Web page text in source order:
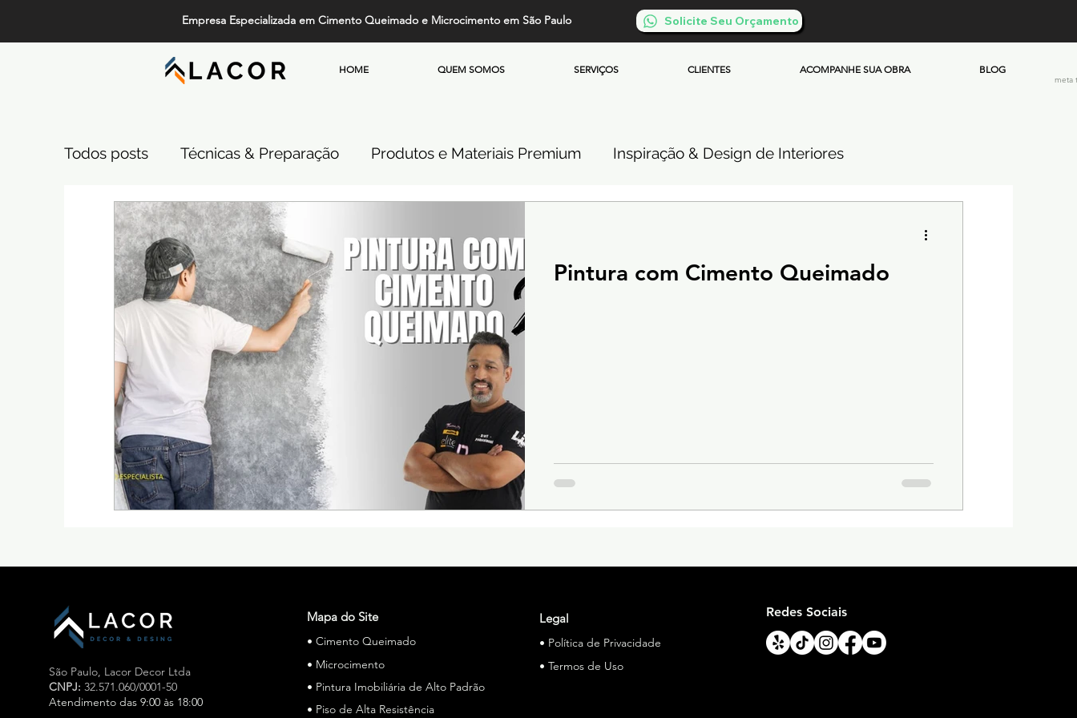
Empresa Especializada em Cimento Queimado e Microcimento em São Paulo Solicite Seu Orçamento
HOME QUEM SOMOS SERVIÇOS CLIENTES ACOMPANHE SUA OBRA BLOG
meta
Todos posts Técnicas & Preparação Produtos e Materiais Premium Inspiração & Design de Interiores
Design, Tendências e Serviços
Projetos de Alto Padrão Cimento Queimado Microcimento Queimado Investimento & Custos
Comparativos de Revestimentos Cimento Queimado Soluções Especiais
Pintura com Cimento Queimado
São Paulo, Lacor Decor Ltda
CNPJ: 32.571.060/0001-50
Atendimento das 9:00 às 18:00
Mapa do Site
• Cimento Queimado
• Microcimento
• Pintura Imobiliária de Alto Padrão
• Piso de Alta Resistência
Legal
• Política de Privacidade
• Termos de Uso
Redes Sociais